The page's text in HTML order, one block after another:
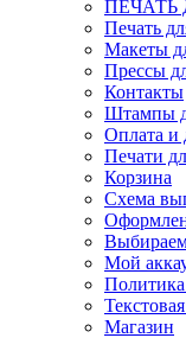
ПЕЧАТЬ
Печать
Макеты
Прессы
Контакты
Штампы
Оплата и
Печати
Корзина
Схема
Мой
Магазин